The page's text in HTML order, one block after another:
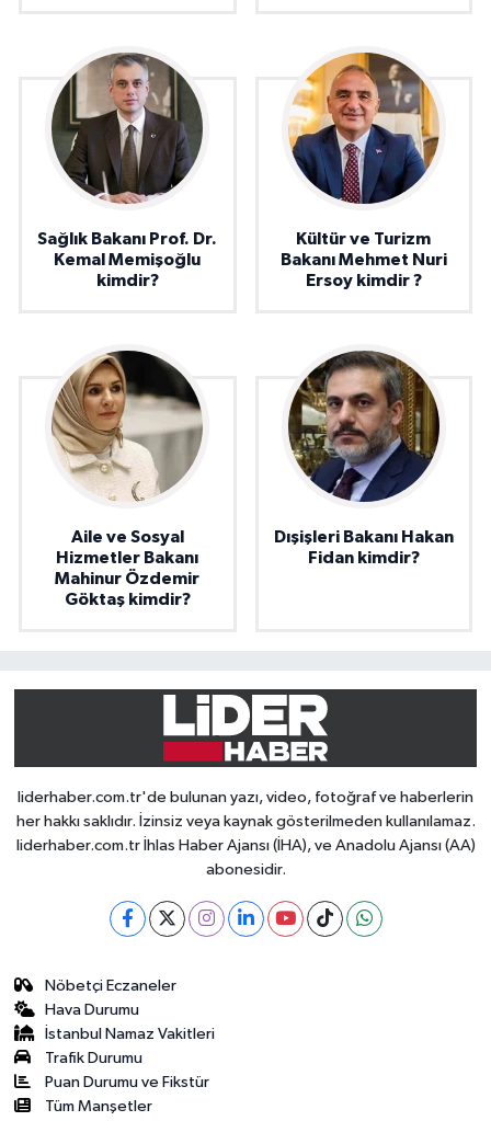
Sağlık Bakanı Prof. Dr.
Kemal Memişoğlu
kimdir?
Kültür ve Turizm
Bakanı Mehmet Nuri
Ersoy kimdir ?
Aile ve Sosyal
Hizmetler Bakanı
Mahinur Özdemir
Göktaş kimdir?
Dışişleri Bakanı Hakan
Fidan kimdir?
liderhaber.com.tr'de bulunan yazı, video, fotoğraf ve haberlerin
her hakkı saklıdır. İzinsiz veya kaynak gösterilmeden kullanılamaz.
liderhaber.com.tr İhlas Haber Ajansı (İHA), ve Anadolu Ajansı (AA)
abonesidir.
Nöbetçi Eczaneler
Hava Durumu
İstanbul Namaz Vakitleri
Trafik Durumu
Puan Durumu ve Fikstür
Tüm Manşetler